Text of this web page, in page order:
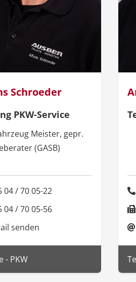
Schroeder
PKW-Service
Meister, gepr.
(GASB)
04 / 70 05-22
04 / 70 05-56
senden
- PKW